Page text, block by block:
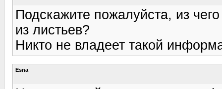
Подскажите пожалуйста, из
из листьев?
Никто не владеет такой
Esna